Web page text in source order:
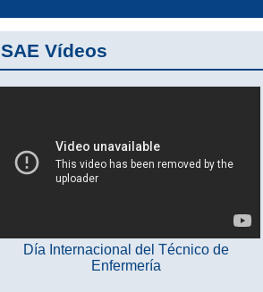
SAE Vídeos
Día Internacional del Técnico de
Enfermería